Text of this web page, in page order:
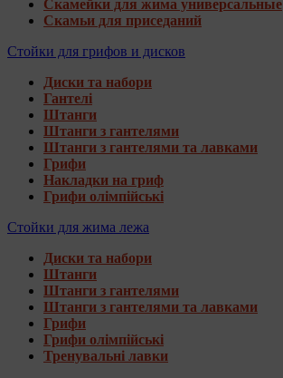
Скамейки для жима универсальные
Скамьи для приседаний
Стойки для грифов и дисков
Диски та набори
Гантелі
Штанги
Штанги з гантелями
Штанги з гантелями та лавками
Грифи
Накладки на гриф
Грифи олімпійські
Стойки для жима лежа
Диски та набори
Штанги
Штанги з гантелями
Штанги з гантелями та лавками
Грифи
Грифи олімпійські
Тренувальні лавки